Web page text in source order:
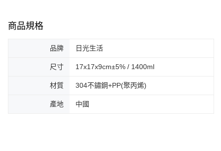
商品規格
品牌 日光生活
尺寸 17x17x9cm±5% / 1400ml
材質 304不鏽鋼+PP(聚丙烯)
產地 中國